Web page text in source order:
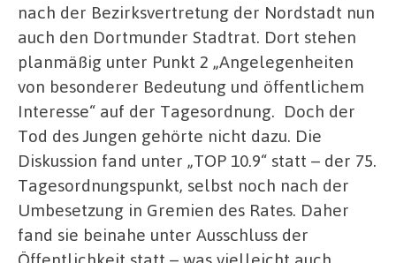
nach der Bezirksvertretung der Nordstadt nun
auch den Dortmunder Stadtrat. Dort stehen
planmäßig unter Punkt 2 „Angelegenheiten
von besonderer Bedeutung und öffentlichem
Interesse“ auf der Tagesordnung. Doch der
Tod des Jungen gehörte nicht dazu. Die
Diskussion fand unter „TOP 10.9“ statt – der 75.
Tagesordnungspunkt, selbst noch nach der
Umbesetzung in Gremien des Rates. Daher
fand sie beinahe unter Ausschluss der